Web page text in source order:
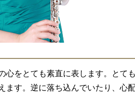
心をとても素直に表します。とて
ます。逆に落ち込んでいたり、心